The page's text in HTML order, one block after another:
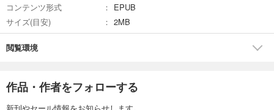
コンテンツ形式
EPUB
サイズ(目安)
2MB
閲覧環境
作品・作者をフォローする